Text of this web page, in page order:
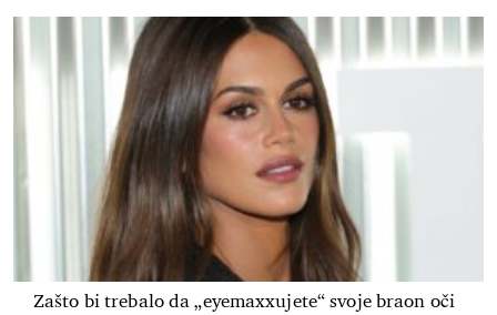
Zašto bi trebalo da „eyemaxxujete“ svoje braon oči